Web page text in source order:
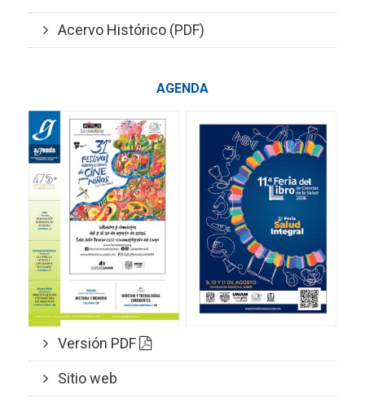
Acervo Histórico (PDF)
AGENDA
Versión PDF
Sitio web